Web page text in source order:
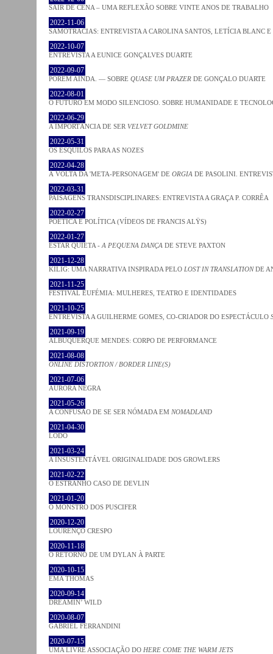
SAIR DE CENA – UMA REFLEXÃO SOBRE VINTE ANOS DE TRABALHO
2022-11-06
SAMOTRACIAS: ENTREVISTA A CAROLINA SANTOS, LETÍCIA BLANC
2022-10-07
ENTREVISTA A EUNICE GONÇALVES DUARTE
2022-09-07
PORÉM AINDA. — SOBRE QUASE UM PRAZER DE GONÇALO DUARTE
2022-08-01
O FUTURO EM MODO SILENCIOSO. SOBRE HUMANIDADE E
2022-06-29
A IMPORTÂNCIA DE SER VELVET GOLDMINE
2022-05-31
OS ESQUILOS PARA AS NOZES
2022-04-28
À VOLTA DA 'META-PERSONAGEM' DE ORGIA DE PASOLINI.
2022-03-31
PAISAGENS TRANSDISCIPLINARES: ENTREVISTA A GRAÇA P. CORRÊA
2022-02-27
POÉTICA E POLÍTICA (VÍDEOS DE FRANCIS ALŸS)
2022-01-27
ESTAR QUIETA - A PEQUENA DANÇA DE STEVE PAXTON
2021-12-28
KILIG: UMA NARRATIVA INSPIRADA PELO LOST IN TRANSLATIONDE
2021-11-25
FESTIVAL EUFÉMIA: MULHERES, TEATRO E IDENTIDADES
2021-10-25
ENTREVISTA A GUILHERME GOMES, CO-CRIADOR DO ESPECTÁCULO
2021-09-19
ALBUQUERQUE MENDES: CORPO DE PERFORMANCE
2021-08-08
ONLINE DISTORTION / BORDER LINE(S)
2021-07-06
AURORA NEGRA
2021-05-26
A CONFUSÃO DE SE SER NÓMADA EM NOMADLAND
2021-04-30
LODO
2021-03-24
A INSUSTENTÁVEL ORIGINALIDADE DOS GROWLERS
2021-02-22
O ESTRANHO CASO DE DEVLIN
2021-01-20
O MONSTRO DOS PUSCIFER
2020-12-20
LOURENÇO CRESPO
2020-11-18
O RETORNO DE UM DYLAN À PARTE
2020-10-15
EMA THOMAS
2020-09-14
DREAMIN’ WILD
2020-08-07
GABRIEL FERRANDINI
2020-07-15
UMA LIVRE ASSOCIAÇÃO DO HERE COME THE WARM JETS